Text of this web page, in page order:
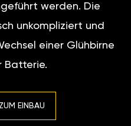
werden. Die
unkompliziert und
einer Glühbirne
Batterie.
EINBAU